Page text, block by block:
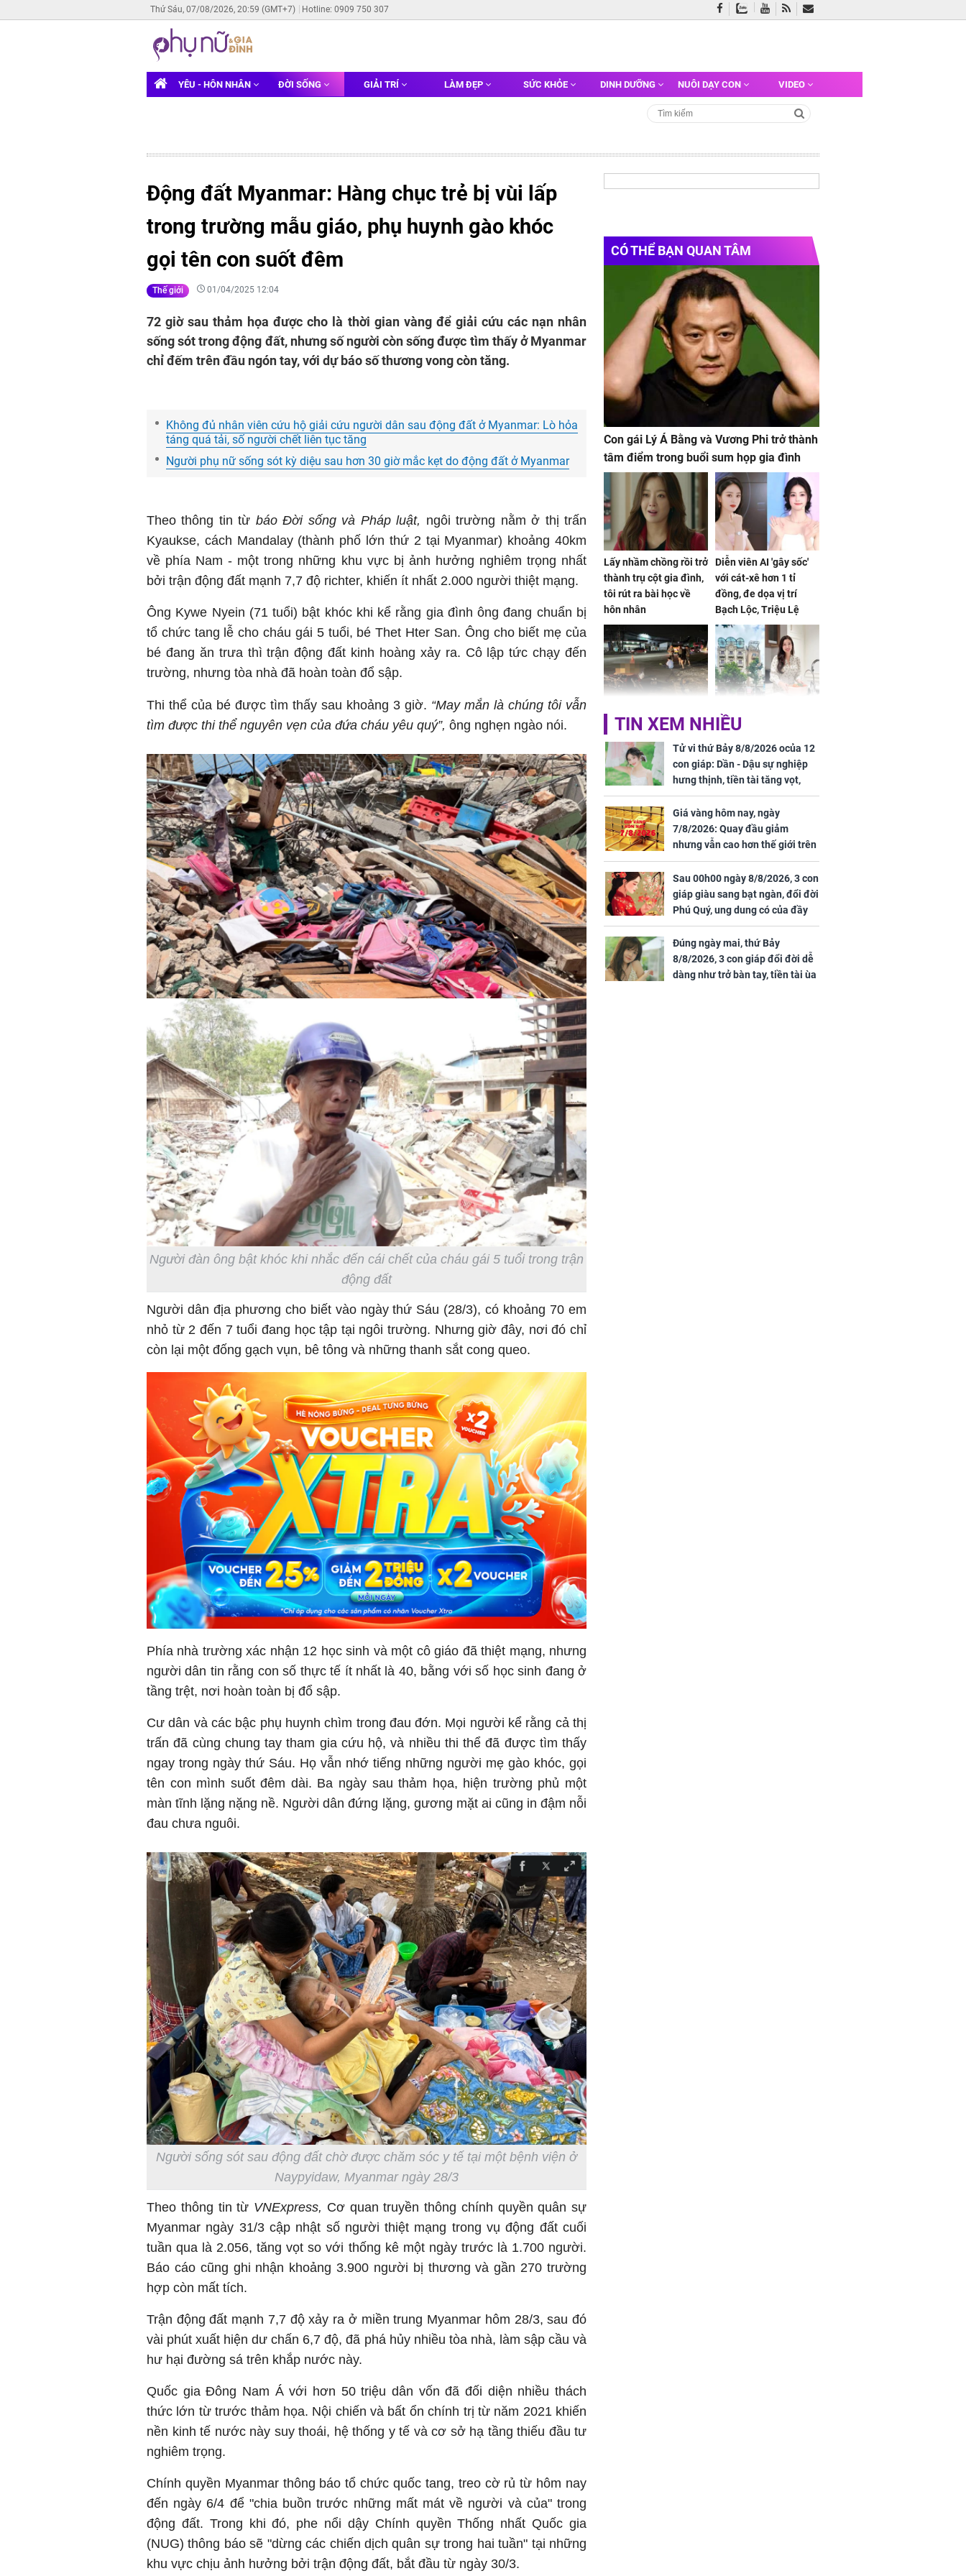
Thứ Sáu, 07/08/2026, 20:59 (GMT+7) Hotline: 0909 750 307
YÊU - HÔN NHÂN ĐỜI SỐNG GIẢI TRÍ LÀM ĐẸP SỨC KHỎE DINH DƯỠNG NUÔI DẠY CON VIDEO
Động đất Myanmar: Hàng chục trẻ bị vùi lấp
trong trường mẫu giáo, phụ huynh gào khóc
gọi tên con suốt đêm
Thế giới 01/04/2025 12:04
72 giờ sau thảm họa được cho là thời gian vàng để giải cứu các nạn nhân
sống sót trong động đất, nhưng số người còn sống được tìm thấy ở Myanmar
chỉ đếm trên đầu ngón tay, với dự báo số thương vong còn tăng.
Không đủ nhân viên cứu hộ giải cứu người dân sau động đất ở Myanmar: Lò hỏa
táng quá tải, số người chết liên tục tăng
Người phụ nữ sống sót kỳ diệu sau hơn 30 giờ mắc kẹt do động đất ở Myanmar
Theo thông tin từ báo Đời sống và Pháp luật, ngôi trường nằm ở thị trấn
Kyaukse, cách Mandalay (thành phố lớn thứ 2 tại Myanmar) khoảng 40km
về phía Nam - một trong những khu vực bị ảnh hưởng nghiêm trọng nhất
bởi trận động đất mạnh 7,7 độ richter, khiến ít nhất 2.000 người thiệt mạng.
Ông Kywe Nyein (71 tuổi) bật khóc khi kể rằng gia đình ông đang chuẩn bị
tổ chức tang lễ cho cháu gái 5 tuổi, bé Thet Hter San. Ông cho biết mẹ của
bé đang ăn trưa thì trận động đất kinh hoàng xảy ra. Cô lập tức chạy đến
trường, nhưng tòa nhà đã hoàn toàn đổ sập.
Thi thể của bé được tìm thấy sau khoảng 3 giờ. “May mắn là chúng tôi vẫn
tìm được thi thể nguyên vẹn của đứa cháu yêu quý”, ông nghẹn ngào nói.
Người đàn ông bật khóc khi nhắc đến cái chết của cháu gái 5 tuổi trong trận
động đất
Người dân địa phương cho biết vào ngày thứ Sáu (28/3), có khoảng 70 em
nhỏ từ 2 đến 7 tuổi đang học tập tại ngôi trường. Nhưng giờ đây, nơi đó chỉ
còn lại một đống gạch vụn, bê tông và những thanh sắt cong queo.
Phía nhà trường xác nhận 12 học sinh và một cô giáo đã thiệt mạng, nhưng
người dân tin rằng con số thực tế ít nhất là 40, bằng với số học sinh đang ở
tầng trệt, nơi hoàn toàn bị đổ sập.
Cư dân và các bậc phụ huynh chìm trong đau đớn. Mọi người kể rằng cả thị
trấn đã cùng chung tay tham gia cứu hộ, và nhiều thi thể đã được tìm thấy
ngay trong ngày thứ Sáu. Họ vẫn nhớ tiếng những người mẹ gào khóc, gọi
tên con mình suốt đêm dài. Ba ngày sau thảm họa, hiện trường phủ một
màn tĩnh lặng nặng nề. Người dân đứng lặng, gương mặt ai cũng in đậm nỗi
đau chưa nguôi.
Người sống sót sau động đất chờ được chăm sóc y tế tại một bệnh viện ở
Naypyidaw, Myanmar ngày 28/3
Theo thông tin từ VNExpress, Cơ quan truyền thông chính quyền quân sự
Myanmar ngày 31/3 cập nhật số người thiệt mạng trong vụ động đất cuối
tuần qua là 2.056, tăng vọt so với thống kê một ngày trước là 1.700 người.
Báo cáo cũng ghi nhận khoảng 3.900 người bị thương và gần 270 trường
hợp còn mất tích.
Trận động đất mạnh 7,7 độ xảy ra ở miền trung Myanmar hôm 28/3, sau đó
vài phút xuất hiện dư chấn 6,7 độ, đã phá hủy nhiều tòa nhà, làm sập cầu và
hư hại đường sá trên khắp nước này.
Quốc gia Đông Nam Á với hơn 50 triệu dân vốn đã đối diện nhiều thách
thức lớn từ trước thảm họa. Nội chiến và bất ổn chính trị từ năm 2021 khiến
nền kinh tế nước này suy thoái, hệ thống y tế và cơ sở hạ tầng thiếu đầu tư
nghiêm trọng.
Chính quyền Myanmar thông báo tổ chức quốc tang, treo cờ rủ từ hôm nay
đến ngày 6/4 để "chia buồn trước những mất mát về người và của" trong
động đất. Trong khi đó, phe nổi dậy Chính quyền Thống nhất Quốc gia
(NUG) thông báo sẽ "dừng các chiến dịch quân sự trong hai tuần" tại những
khu vực chịu ảnh hưởng bởi trận động đất, bắt đầu từ ngày 30/3.
CÓ THỂ BẠN QUAN TÂM
Con gái Lý Á Bằng và Vương Phi trở thành
tâm điểm trong buổi sum họp gia đình
Lấy nhầm chồng rồi trở
thành trụ cột gia đình,
tôi rút ra bài học về
hôn nhân
Diễn viên AI 'gây sốc'
với cát-xê hơn 1 tỉ
đồng, đe dọa vị trí
Bạch Lộc, Triệu Lệ
Dĩnh
TP.HCM: Nữ công nhân
tử vong trên đường đi
làm về trong khu công
nghiệp Sóng Thần
Đỗ Mỹ Linh hé lộ góc
bếp chill của nhà mới -
cạnh biệt thự bầu Hiển
Sau 00h00 ngày
8/8/2026, 3 con giáp
giàu sang bạt ngàn,
đổi đời Phú Quý, ung
dung có của đầy nhà,
ngày càng hưng thịnh
sung túc
TIN XEM NHIỀU
Tử vi thứ Bảy 8/8/2026 ocủa 12
con giáp: Dần - Dậu sự nghiệp
hưng thịnh, tiền tài tăng vọt,
Mão - Thân công việc bất trắc,
tiền mất tật mang
Giá vàng hôm nay, ngày
7/8/2026: Quay đầu giảm
nhưng vẫn cao hơn thế giới trên
7 triệu đồng
Sau 00h00 ngày 8/8/2026, 3 con
giáp giàu sang bạt ngàn, đổi đời
Phú Quý, ung dung có của đầy
nhà, ngày càng hưng thịnh sung
túc
Đúng ngày mai, thứ Bảy
8/8/2026, 3 con giáp đổi đời dễ
dàng như trở bàn tay, tiền tài ùa